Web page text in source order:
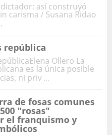
así construyó
carisma / Susana Ridao
república
Ollero La
es la única posible
ni priv ...
de fosas comunes
"rosas"
el franquismo y